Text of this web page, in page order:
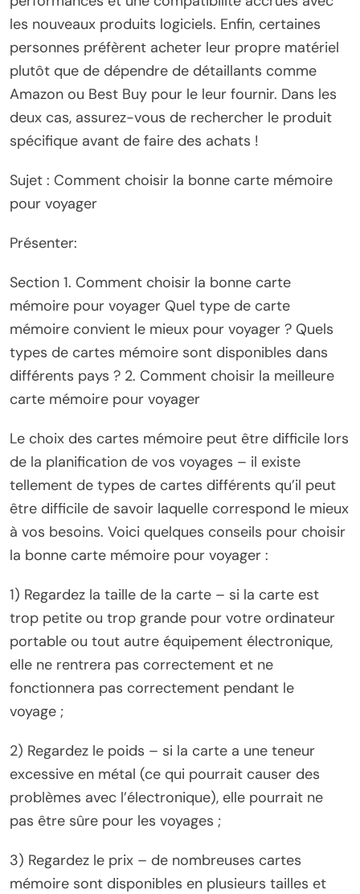
les nouveaux produits logiciels. Enfin, certaines
personnes préfèrent acheter leur propre matériel
plutôt que de dépendre de détaillants comme
Amazon ou Best Buy pour le leur fournir. Dans les
deux cas, assurez-vous de rechercher le produit
spécifique avant de faire des achats !
Sujet : Comment choisir la bonne carte mémoire
pour voyager
Présenter:
Section 1. Comment choisir la bonne carte
mémoire pour voyager Quel type de carte
mémoire convient le mieux pour voyager ? Quels
types de cartes mémoire sont disponibles dans
différents pays ? 2. Comment choisir la meilleure
carte mémoire pour voyager
Le choix des cartes mémoire peut être difficile lors
de la planification de vos voyages – il existe
tellement de types de cartes différents qu’il peut
être difficile de savoir laquelle correspond le mieux
à vos besoins. Voici quelques conseils pour choisir
la bonne carte mémoire pour voyager :
1) Regardez la taille de la carte – si la carte est
trop petite ou trop grande pour votre ordinateur
portable ou tout autre équipement électronique,
elle ne rentrera pas correctement et ne
fonctionnera pas correctement pendant le
voyage ;
2) Regardez le poids – si la carte a une teneur
excessive en métal (ce qui pourrait causer des
problèmes avec l’électronique), elle pourrait ne
pas être sûre pour les voyages ;
3) Regardez le prix – de nombreuses cartes
mémoire sont disponibles en plusieurs tailles et